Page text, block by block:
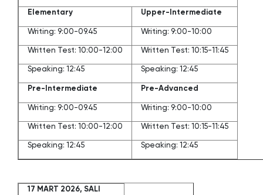
Elementary
Upper-Intermediate
Writing: 9:00-09.45 Writing: 9:00-10:00
Written Test: 10:00-12:00 Written Test: 10:15-11:45
Speaking: 12:45 Speaking: 12:45
Pre-Intermediate Pre-Advanced
Writing: 9:00-09.45 Writing: 9:00-10:00
Written Test: 10:00-12:00 Written Test: 10:15-11:45
Speaking: 12:45 Speaking: 12:45
17 MART 2026, SALI